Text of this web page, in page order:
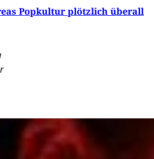
Popkultur plötzlich überall